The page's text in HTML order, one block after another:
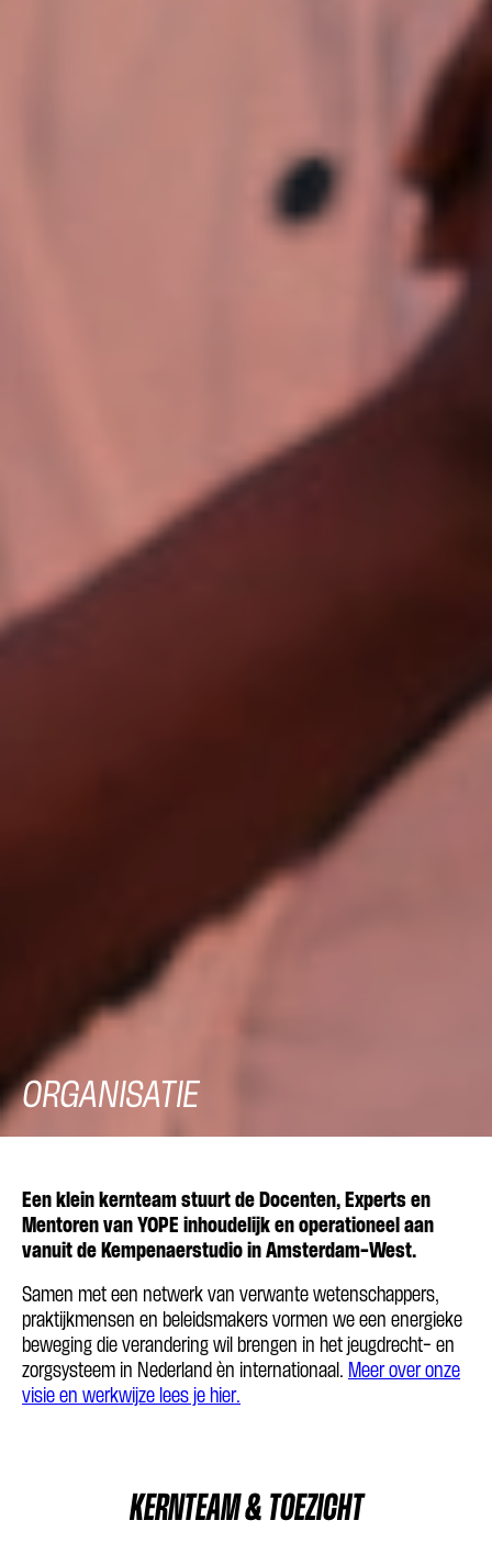
ORGANISATIE
Een klein kernteam stuurt de Docenten, Experts en
Mentoren van YOPE inhoudelijk en operationeel aan
vanuit de Kempenaerstudio in Amsterdam-West.
Samen met een netwerk van verwante wetenschappers,
praktijkmensen en beleidsmakers vormen we een energieke
beweging die verandering wil brengen in het jeugdrecht- en
zorgsysteem in Nederland èn internationaal. Meer over onze
visie en werkwijze lees je hier.
KERNTEAM & TOEZICHT